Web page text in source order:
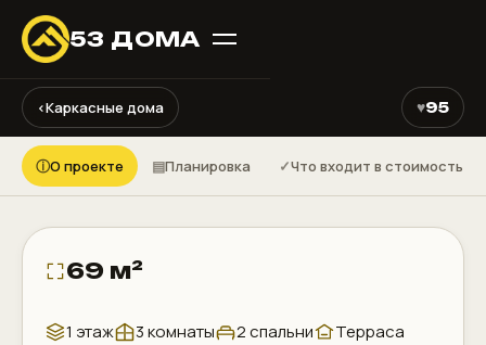
53 ДОМА
‹Каркасные дома ♥95
КАРКАСНЫЙ ДОМ ДК128
⤢
ⓘО проекте ▤Планировка ✓Что входит в стоимость
69 м²
1 этаж 3 комнаты 2 спальни Терраса